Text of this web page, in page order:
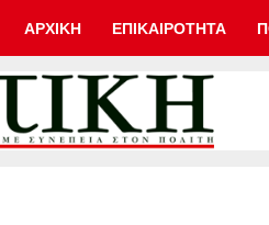
ΑΡΧΙΚΗ ΕΠΙΚΑΙΡΟΤΗΤΑ